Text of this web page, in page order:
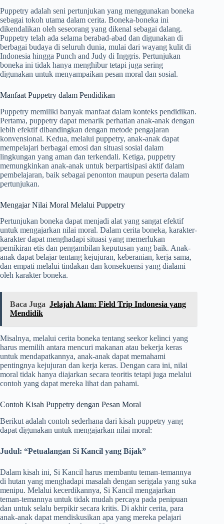
Puppetry adalah seni pertunjukan yang menggunakan boneka
sebagai tokoh utama dalam cerita. Boneka-boneka ini
dikendalikan oleh seseorang yang dikenal sebagai dalang.
Puppetry telah ada selama berabad-abad dan digunakan di
berbagai budaya di seluruh dunia, mulai dari wayang kulit di
Indonesia hingga Punch and Judy di Inggris. Pertunjukan
boneka ini tidak hanya menghibur tetapi juga sering
digunakan untuk menyampaikan pesan moral dan sosial.
Manfaat Puppetry dalam Pendidikan
Puppetry memiliki banyak manfaat dalam konteks pendidikan.
Pertama, puppetry dapat menarik perhatian anak-anak dengan
lebih efektif dibandingkan dengan metode pengajaran
konvensional. Kedua, melalui puppetry, anak-anak dapat
mempelajari berbagai emosi dan situasi sosial dalam
lingkungan yang aman dan terkendali. Ketiga, puppetry
memungkinkan anak-anak untuk berpartisipasi aktif dalam
pembelajaran, baik sebagai penonton maupun peserta dalam
pertunjukan.
Mengajar Nilai Moral Melalui Puppetry
Pertunjukan boneka dapat menjadi alat yang sangat efektif
untuk mengajarkan nilai moral. Dalam cerita boneka, karakter-
karakter dapat menghadapi situasi yang memerlukan
pemikiran etis dan pengambilan keputusan yang baik. Anak-
anak dapat belajar tentang kejujuran, keberanian, kerja sama,
dan empati melalui tindakan dan konsekuensi yang dialami
oleh karakter boneka.
Baca Juga Jelajah Alam: Field Trip Indonesia yang
Mendidik
Misalnya, melalui cerita boneka tentang seekor kelinci yang
harus memilih antara mencuri makanan atau bekerja keras
untuk mendapatkannya, anak-anak dapat memahami
pentingnya kejujuran dan kerja keras. Dengan cara ini, nilai
moral tidak hanya diajarkan secara teoritis tetapi juga melalui
contoh yang dapat mereka lihat dan pahami.
Contoh Kisah Puppetry dengan Pesan Moral
Berikut adalah contoh sederhana dari kisah puppetry yang
dapat digunakan untuk mengajarkan nilai moral:
Judul: “Petualangan Si Kancil yang Bijak”
Dalam kisah ini, Si Kancil harus membantu teman-temannya
di hutan yang menghadapi masalah dengan serigala yang suka
menipu. Melalui kecerdikannya, Si Kancil mengajarkan
teman-temannya untuk tidak mudah percaya pada penipuan
dan untuk selalu berpikir secara kritis. Di akhir cerita, para
anak-anak dapat mendiskusikan apa yang mereka pelajari